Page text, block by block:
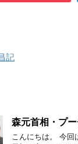
記
森元首相・プ
こんにちは。 今回